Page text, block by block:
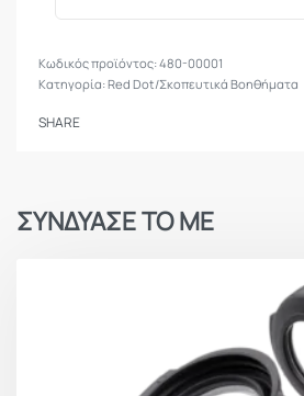
Βάρος: 304 g
Εγγύηση: 3 έτη 480-00001
Κατηγορία:Red Dot/Σκοπευτικά Βοηθήματα
SHARE
ΣΥΝΔΥΑΣΕ ΤΟ ΜΕ